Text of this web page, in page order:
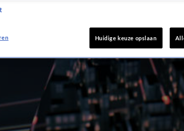
Huidige keuze opslaan